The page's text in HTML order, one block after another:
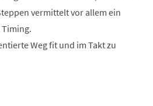
vermittelt vor allem ein
Weg fit und im Takt zu